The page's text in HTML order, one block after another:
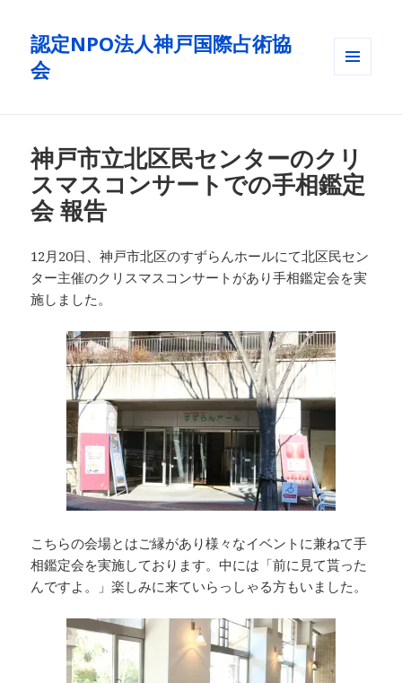
認定NPO法人神戸国際占術協
会
神戸市立北区民センターのクリ
スマスコンサートでの手相鑑定
会 報告
12月20日、神戸市北区のすずらんホールにて北区民セン
ター主催のクリスマスコンサートがあり手相鑑定会を実
施しました。
こちらの会場とはご縁があり様々なイベントに兼ねて手
相鑑定会を実施しております。中には「前に見て貰った
んですよ。」楽しみに来ていらっしゃる方もいました。